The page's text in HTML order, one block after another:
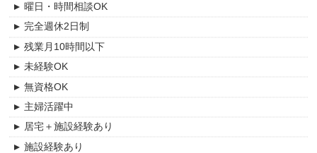
曜日・時間相談OK
完全週休2日制
残業月10時間以下
未経験OK
無資格OK
主婦活躍中
居宅＋施設経験あり
施設経験あり